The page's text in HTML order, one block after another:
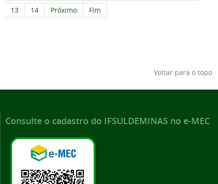
13
14 Próximo Fim
Voltar para o topo
Consulte o cadastro do IFSULDEMINAS no e-MEC